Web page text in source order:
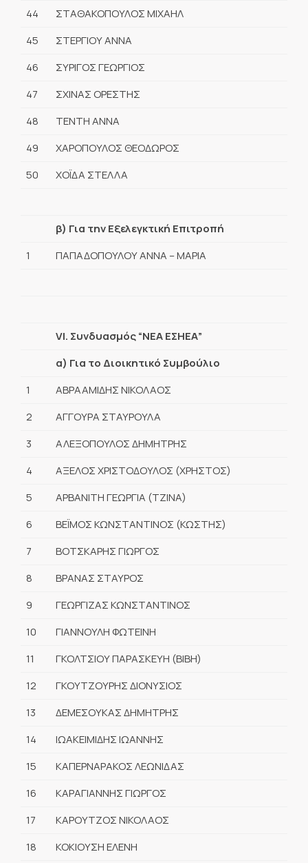
44
ΣΤΑΘΑΚΟΠΟΥΛΟΣ ΜΙΧΑΗΛ
45
ΣΤΕΡΓΙΟΥ ΑΝΝΑ
46
ΣΥΡΙΓΟΣ ΓΕΩΡΓΙΟΣ
47
ΣΧΙΝΑΣ ΟΡΕΣΤΗΣ
48
ΤΕΝΤΗ ΑΝΝΑ
49
ΧΑΡΟΠΟΥΛΟΣ ΘΕΟΔΩΡΟΣ
50
ΧΟΪΔΑ ΣΤΕΛΛΑ
β) Για την Εξελεγκτική Επιτροπή
1
ΠΑΠΑΔΟΠΟΥΛΟΥ ΑΝΝΑ – ΜΑΡΙΑ
VI. Συνδυασμός “ΝΕΑ ΕΣΗΕΑ”
α) Για το Διοικητικό Συμβούλιο
1
ΑΒΡΑΑΜΙΔΗΣ ΝΙΚΟΛΑΟΣ
2
ΑΓΓΟΥΡΑ ΣΤΑΥΡΟΥΛΑ
3
ΑΛΕΞΟΠΟΥΛΟΣ ΔΗΜΗΤΡΗΣ
4
ΑΞΕΛΟΣ ΧΡΙΣΤΟΔΟΥΛΟΣ (ΧΡΗΣΤΟΣ)
5
ΑΡΒΑΝΙΤΗ ΓΕΩΡΓΙΑ (ΤΖΙΝΑ)
6
ΒΕΪΜΟΣ ΚΩΝΣΤΑΝΤΙΝΟΣ (ΚΩΣΤΗΣ)
7
ΒΟΤΣΚΑΡΗΣ ΓΙΩΡΓΟΣ
8
ΒΡΑΝΑΣ ΣΤΑΥΡΟΣ
9
ΓΕΩΡΓΙΖΑΣ ΚΩΝΣΤΑΝΤΙΝΟΣ
10
ΓΙΑΝΝΟΥΛΗ ΦΩΤΕΙΝΗ
11
ΓΚΟΛΤΣΙΟΥ ΠΑΡΑΣΚΕΥΗ (ΒΙΒΗ)
12
ΓΚΟΥΤΖΟΥΡΗΣ ΔΙΟΝΥΣΙΟΣ
13
ΔΕΜΕΣΟΥΚΑΣ ΔΗΜΗΤΡΗΣ
14
ΙΩΑΚΕΙΜΙΔΗΣ ΙΩΑΝΝΗΣ
15
ΚΑΠΕΡΝΑΡΑΚΟΣ ΛΕΩΝΙΔΑΣ
16
ΚΑΡΑΓΙΑΝΝΗΣ ΓΙΩΡΓΟΣ
17
ΚΑΡΟΥΤΖΟΣ ΝΙΚΟΛΑΟΣ
18
ΚΟΚΙΟΥΣΗ ΕΛΕΝΗ